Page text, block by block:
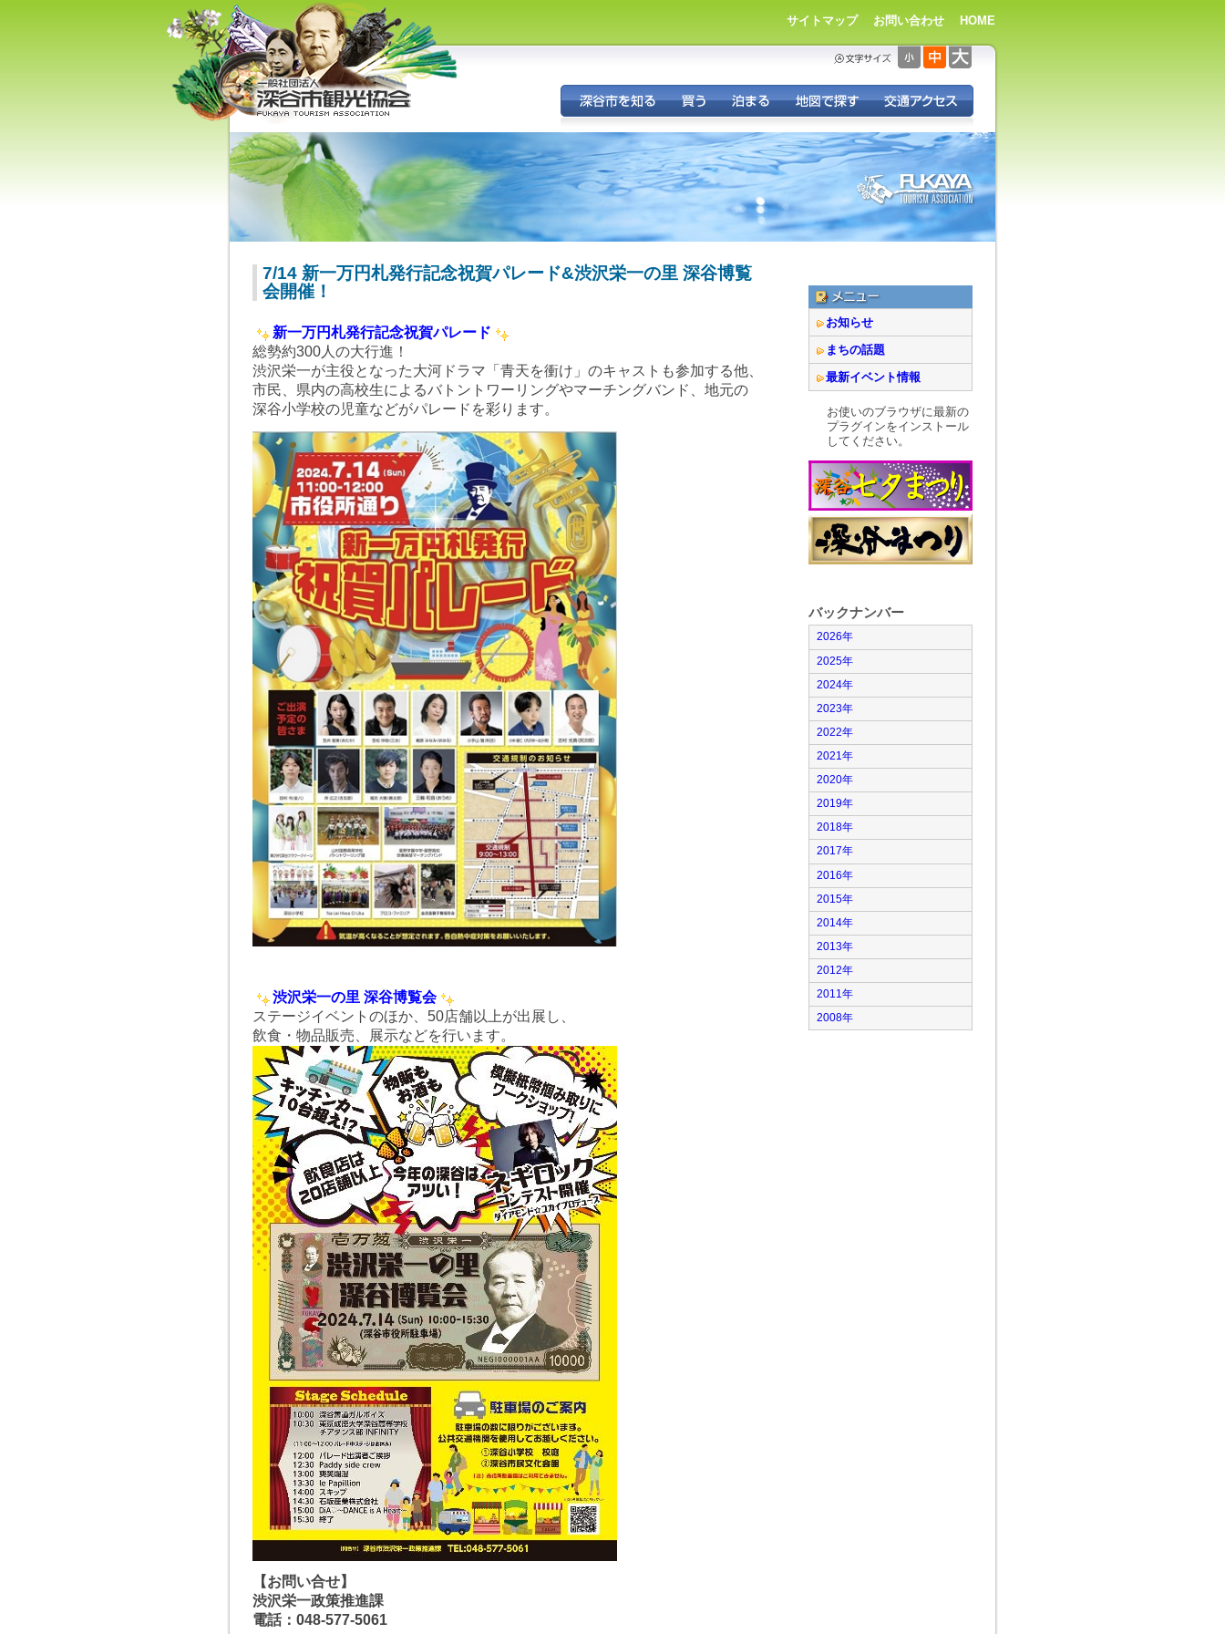
（旧深谷市・岡部町・花園町・
川本町）の観光情報
サイトマップ お問い合わせ HOME
7/14 新一万円札発行記念祝賀パレード&渋沢栄一の里 深谷博覧
会開催！
新一万円札発行記念祝賀パレード
総勢約300人の大行進！
渋沢栄一が主役となった大河ドラマ「青天を衝け」のキャストも参加する他、
市民、県内の高校生によるバトントワーリングやマーチングバンド、地元の
深谷小学校の児童などがパレードを彩ります。
渋沢栄一の里 深谷博覧会
ステージイベントのほか、50店舗以上が出展し、
飲食・物品販売、展示などを行います。
【お問い合せ】
渋沢栄一政策推進課
電話：048-577-5061
お知らせ
まちの話題
最新イベント情報
お使いのブラウザに最新の
プラグインをインストール
してください。
バックナンバー
2026年
2025年
2024年
2023年
2022年
2021年
2020年
2019年
2018年
2017年
2016年
2015年
2014年
2013年
2012年
2011年
2008年